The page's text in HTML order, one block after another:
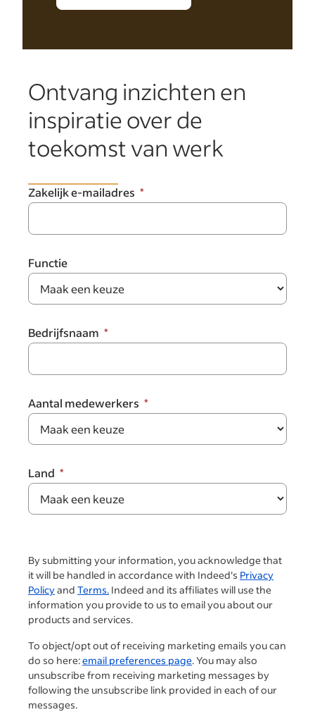
Ontvang inzichten en
inspiratie over de
toekomst van werk
Zakelijk e-mailadres
Functie
Bedrijfsnaam
Aantal medewerkers
Land
By submitting your information, you acknowledge that
it will be handled in accordance with Indeed's Privacy
Policyand Terms. Indeed and its affiliates will use the
information you provide to us to email you about our
products and services.
To object/opt out of receiving marketing emails you can
do so here:email preferences page. You may also
unsubscribe from receiving marketing messages by
following the unsubscribe link provided in each of our
messages.